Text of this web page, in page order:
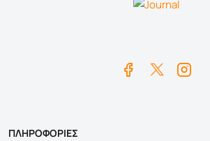
ΠΛΗΡΟΦΟΡΙΕΣ